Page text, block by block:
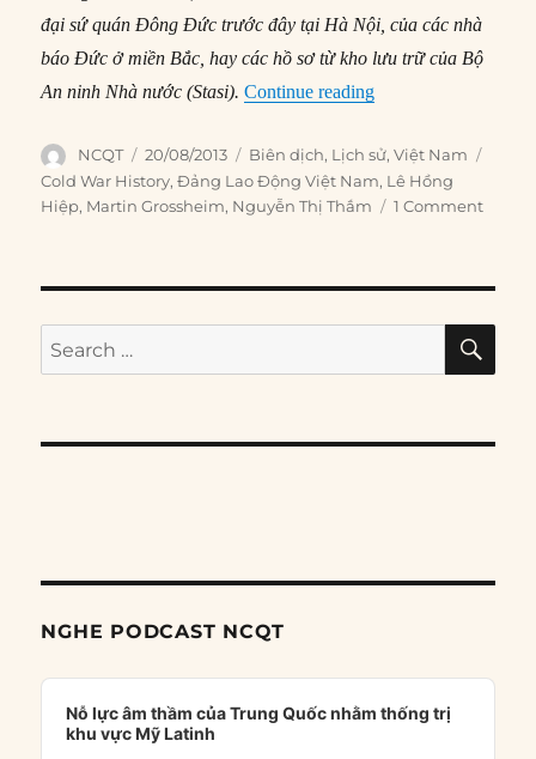
đại sứ quán Đông Đức trước đây tại Hà Nội, của các nhà
báo Đức ở miền Bắc, hay các hồ sơ từ kho lưu trữ của Bộ
An ninh Nhà nước (Stasi). Continue reading“#46 – “Chủ nghĩa
Author
NCQT
Posted
on
20/08/2013 Categories
Biên dịch, Lịch sử,Việt Nam
Cold War History,Đảng Lao Động Việt Nam, Lê Hồng
Hiệp, Martin Grossheim, Nguyễn Thị Thắm 1 Comment
Search
for:
NGHE PODCAST NCQT
Audio
Player
Nỗ lực âm thầm của Trung Quốc nhằm thống trị
khu vực Mỹ Latinh